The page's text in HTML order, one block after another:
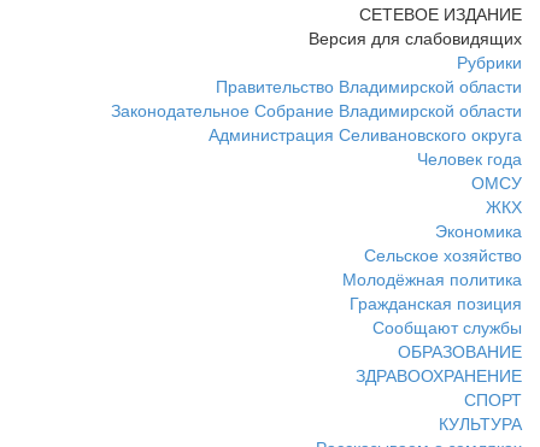
СЕТЕВОЕ ИЗДАНИЕ
Версия для слабовидящих
Рубрики
Правительство Владимирской области
Законодательное Собрание Владимирской области
Администрация Селивановского округа
Человек года
ОМСУ
ЖКХ
Экономика
Сельское хозяйство
Молодёжная политика
Гражданская позиция
Сообщают службы
ОБРАЗОВАНИЕ
ЗДРАВООХРАНЕНИЕ
СПОРТ
КУЛЬТУРА